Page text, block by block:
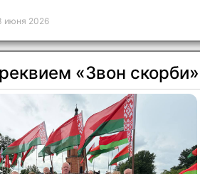
июня 2026
«Звон скорби»